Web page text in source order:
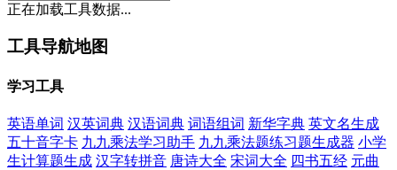
正在加载工具数据...
工具导航地图
学习工具
英语单词 汉英词典 汉语词典 词语组词 新华字典 英文名生成
五十音字卡 九九乘法学习助手 九九乘法题练习题生成器 小学
生计算题生成 汉字转拼音 唐诗大全 宋词大全 四书五经 元曲